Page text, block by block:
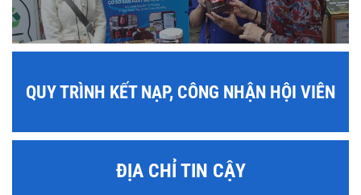
QUY TRÌNH KẾT NẠP, CÔNG NHẬN HỘI VIÊN
ĐỊA CHỈ TIN CẬY